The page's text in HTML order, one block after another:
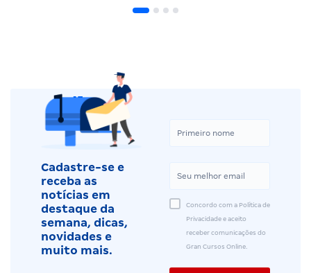
Cadastre-se e
receba as
notícias em
destaque da
semana, dicas,
novidades e
muito mais.
Concordo com a Política de
Privacidade e aceito
receber comunicações do
Gran Cursos Online.